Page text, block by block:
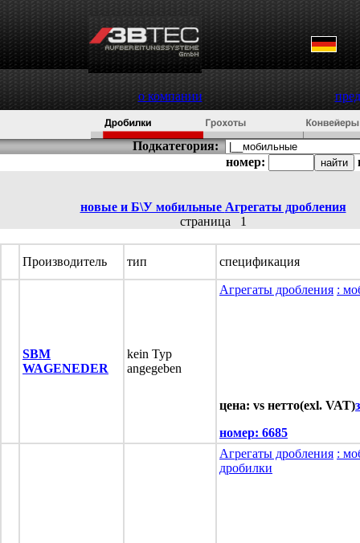
о компании
Подкатегория:
номер:
новые и Б\У мобильные Агрегаты дробления
страница 1
Производитель тип спецификация
SBM
WAGENEDER
kein Typ
angegeben
Агрегаты дробления :
цена: vs нетто(exl. VAT)
номер: 6685
Агрегаты дробления :
дробилки